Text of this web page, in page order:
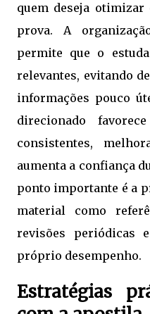
quem deseja
prova. A
permite que o
relevantes, evitando
informações pouco
direcionado
consistentes,
aumenta a confiança
ponto importante é a
material como
revisões periódicas
próprio desempenho.
Estratégias